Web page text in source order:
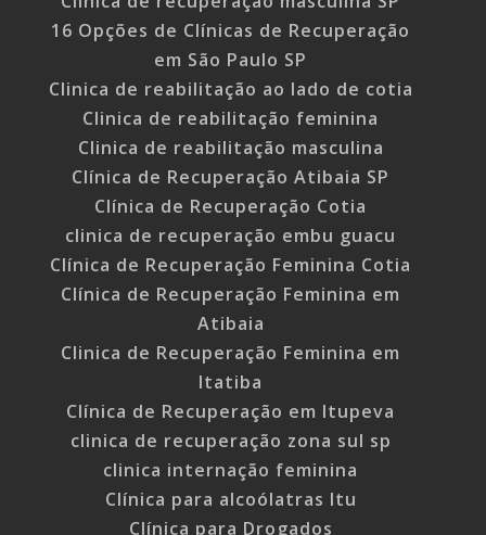
16 Opções de Clínicas de Recuperação
em São Paulo SP
Clinica de reabilitação ao lado de cotia
Clinica de reabilitação feminina
Clinica de reabilitação masculina
Clínica de Recuperação Atibaia SP
Clínica de Recuperação Cotia
clinica de recuperação embu guacu
Clínica de Recuperação Feminina Cotia
Clínica de Recuperação Feminina em
Atibaia
Clinica de Recuperação Feminina em
Itatiba
Clínica de Recuperação em Itupeva
clinica de recuperação zona sul sp
clinica internação feminina
Clínica para alcoólatras Itu
Clínica para Drogados